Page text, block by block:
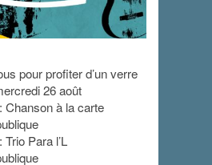
11 h 00 min-22 h 30 min
pour profiter d’un verre
26 août
Chanson à la carte
Para l’L